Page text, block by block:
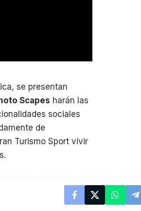
se presentan
Scapes harán las
sociales
de
Turismo Sport vivir